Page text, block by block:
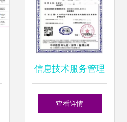
信息技术服务管理
体系认证证书办理
查看详情